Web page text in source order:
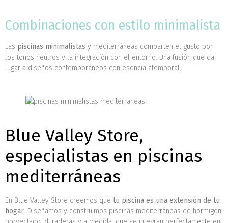
Combinaciones con estilo minimalista
Las piscinas minimalistas y mediterráneas comparten el gusto por
los tonos neutros y la integración con el entorno. Una fusión que da
lugar a diseños contemporáneos con esencia atemporal.
Blue Valley Store,
especialistas en piscinas
mediterráneas
En Blue Valley Store creemos que tu piscina es una extensión de tu
hogar. Diseñamos y construimos piscinas mediterráneas de hormigón